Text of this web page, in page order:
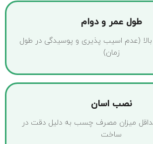
طول عمر و دوام
(عدم اسیب پذیری و پوسیدگی در طول
زمان)
نصب اسان
میزان مصرف چسب به دلیل دقت در
ساخت